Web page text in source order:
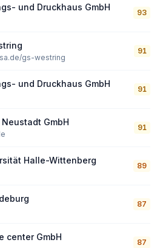
und Druckhaus GmbH
93
gs-westring
91
und Druckhaus GmbH
91
GmbH
91
Halle-Wittenberg
89
87
center GmbH
87